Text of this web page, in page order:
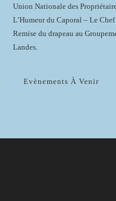
Union Nationale des
L’Humeur du Caporal – Le
Remise du drapeau au
Landes.
Evènements À Venir